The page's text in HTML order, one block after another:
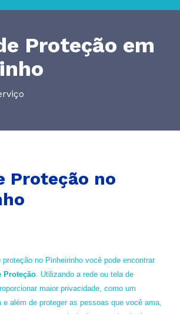
Proteção em
Proteção no
no Pinheirinho você pode encontrar
Proteção. Utilizando a rede ou tela de
maior privacidade, como um
e além de proteger as pessoas que você ama,